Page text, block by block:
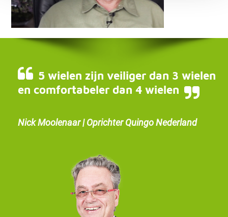
5 wielen zijn veiliger dan 3 wielen
en comfortabeler dan 4 wielen
Nick Moolenaar | Oprichter Quingo Nederland